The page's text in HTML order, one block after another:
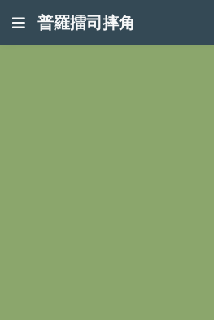
普羅擂司摔角